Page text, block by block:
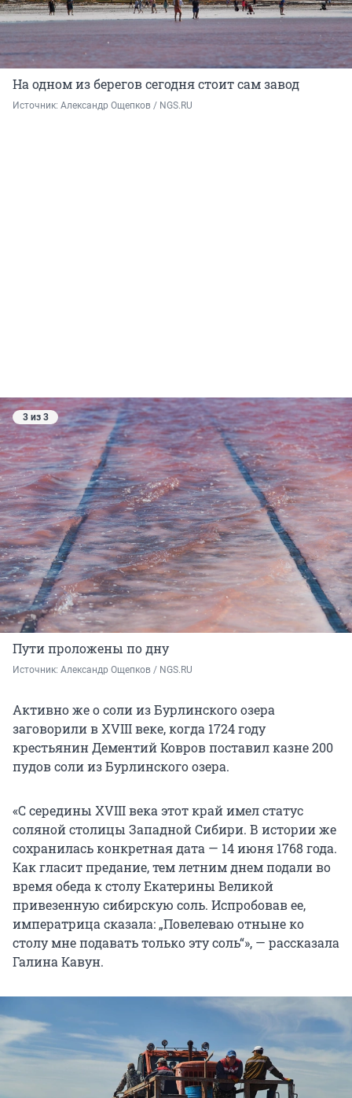
На одном из берегов сегодня стоит сам завод
Источник: Александр Ощепков / NGS.RU
3 из 3
Пути проложены по дну
Источник: Александр Ощепков / NGS.RU
Активно же о соли из Бурлинского озера
заговорили в XVIII веке, когда 1724 году
крестьянин Дементий Ковров поставил казне 200
пудов соли из Бурлинского озера.
«С середины XVIII века этот край имел статус
соляной столицы Западной Сибири. В истории же
сохранилась конкретная дата — 14 июня 1768 года.
Как гласит предание, тем летним днем подали во
время обеда к столу Екатерины Великой
привезенную сибирскую соль. Испробовав ее,
императрица сказала: „Повелеваю отныне ко
столу мне подавать только эту соль“», — рассказала
Галина Кавун.